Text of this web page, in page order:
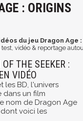
: ORIGINS
du jeu Dragon Age
vidéo & reportage
THE SEEKER :
VIDÉO
les BD, l'univers
dans un film
nom de Dragon Age
voici les